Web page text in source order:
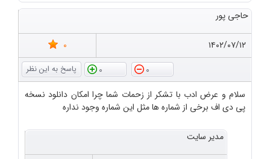
حاجی پور
۱۴۰۲/۰۷/۱۲
0
0
0
سلام و عرض ادب با تشکر از زحمات شما چرا امکان دانلود نسخه
پی دی اف برخی از شماره ها مثل این شماره وجود نداره
مدیر سایت